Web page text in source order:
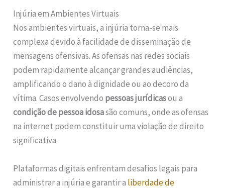
Injúria em Ambientes Virtuais
Nos ambientes virtuais, a injúria torna-se mais
complexa devido à facilidade de disseminação de
mensagens ofensivas. As ofensas nas redes sociais
podem rapidamente alcançar grandes audiências,
amplificando o dano à dignidade ou ao decoro da
vítima. Casos envolvendo pessoas jurídicasou a
condição de pessoa idosasão comuns, onde as ofensas
na internet podem constituir uma violação de direito
significativa.
Plataformas digitais enfrentam desafios legais para
administrar a injúria e garantir a liberdade de